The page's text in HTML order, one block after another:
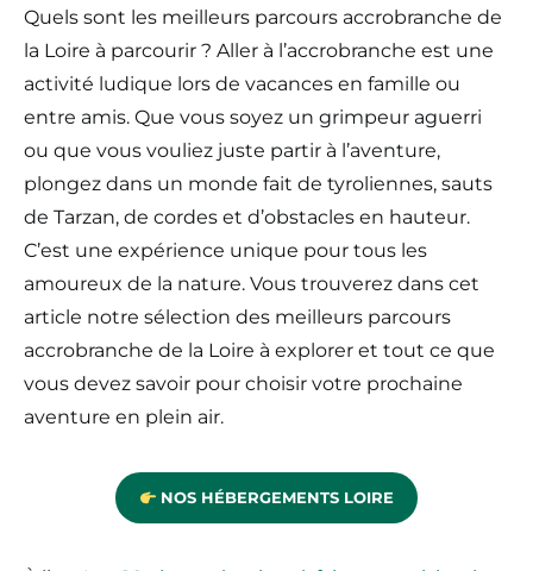
Quels sont les meilleurs parcours accrobranche de
la Loire à parcourir ? Aller à l’accrobranche est une
activité ludique lors de vacances en famille ou
entre amis. Que vous soyez un grimpeur aguerri
ou que vous vouliez juste partir à l’aventure,
plongez dans un monde fait de tyroliennes, sauts
de Tarzan, de cordes et d’obstacles en hauteur.
C’est une expérience unique pour tous les
amoureux de la nature. Vous trouverez dans cet
article notre sélection des meilleurs parcours
accrobranche de la Loire à explorer et tout ce que
vous devez savoir pour choisir votre prochaine
aventure en plein air.
NOS HÉBERGEMENTS LOIRE